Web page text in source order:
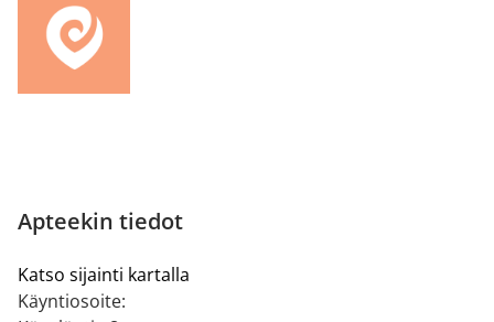
Apteekin tiedot
Katso sijainti kartalla
Käyntiosoite: